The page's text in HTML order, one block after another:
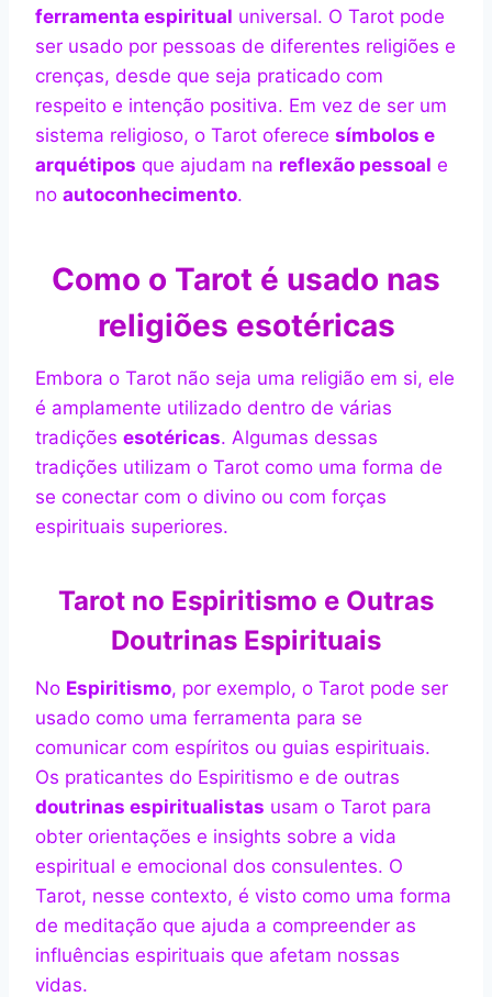
ferramenta espiritual universal. O Tarot pode
ser usado por pessoas de diferentes religiões e
crenças, desde que seja praticado com
respeito e intenção positiva. Em vez de ser um
sistema religioso, o Tarot oferece símbolos e
arquétipos que ajudam na reflexão pessoal e
no autoconhecimento.
Como o Tarot é usado nas
religiões esotéricas
Embora o Tarot não seja uma religião em si, ele
é amplamente utilizado dentro de várias
tradições esotéricas. Algumas dessas
tradições utilizam o Tarot como uma forma de
se conectar com o divino ou com forças
espirituais superiores.
Tarot no Espiritismo e Outras
Doutrinas Espirituais
No Espiritismo, por exemplo, o Tarot pode ser
usado como uma ferramenta para se
comunicar com espíritos ou guias espirituais.
Os praticantes do Espiritismo e de outras
doutrinas espiritualistas usam o Tarot para
obter orientações e insights sobre a vida
espiritual e emocional dos consulentes. O
Tarot, nesse contexto, é visto como uma forma
de meditação que ajuda a compreender as
influências espirituais que afetam nossas
vidas.